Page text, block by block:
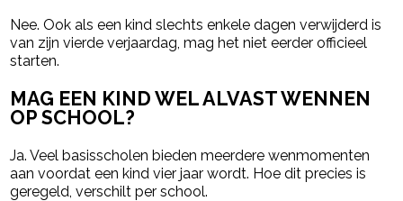
Nee. Ook als een kind slechts enkele dagen verwijderd is
van zijn vierde verjaardag, mag het niet eerder officieel
starten.
MAG EEN KIND WEL ALVAST WENNEN
OP SCHOOL?
Ja. Veel basisscholen bieden meerdere wenmomenten
aan voordat een kind vier jaar wordt. Hoe dit precies is
geregeld, verschilt per school.